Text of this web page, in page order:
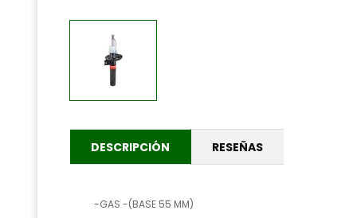
DESCRIPCIÓN RESEÑAS
-GAS -(BASE 55 MM)